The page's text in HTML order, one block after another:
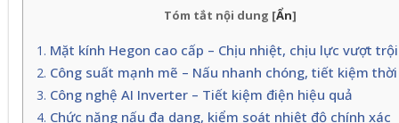
Tóm tắt nội dung [Ẩn]
Mặt kính Hegon cao cấp – Chịu nhiệt, chịu lực vượt trội
Công suất mạnh mẽ – Nấu nhanh chóng, tiết kiệm
Công nghệ AI Inverter – Tiết kiệm điện hiệu quả
Chức năng nấu đa dạng, kiểm soát nhiệt độ chính xác